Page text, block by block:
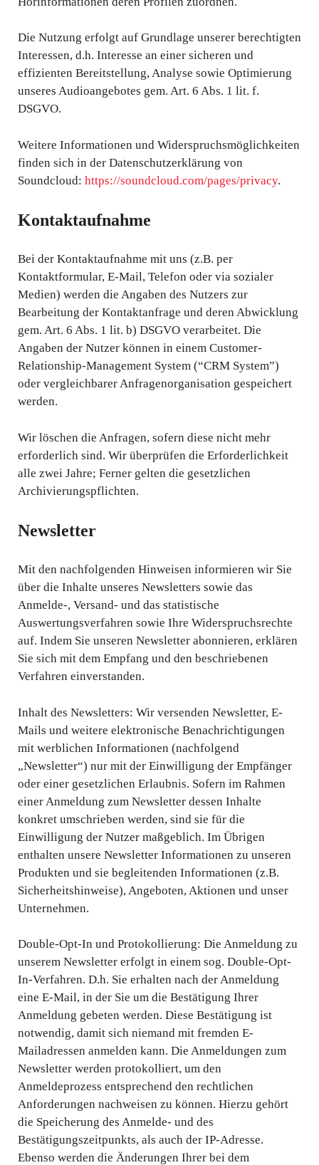
Die Nutzung erfolgt auf Grundlage unserer berechtigten
Interessen, d.h. Interesse an einer sicheren und
effizienten Bereitstellung, Analyse sowie Optimierung
unseres Audioangebotes gem. Art. 6 Abs. 1 lit. f.
DSGVO.
Weitere Informationen und Widerspruchsmöglichkeiten
finden sich in der Datenschutzerklärung von
Soundcloud: https://soundcloud.com/pages/privacy.
Kontaktaufnahme
Bei der Kontaktaufnahme mit uns (z.B. per
Kontaktformular, E-Mail, Telefon oder via sozialer
Medien) werden die Angaben des Nutzers zur
Bearbeitung der Kontaktanfrage und deren Abwicklung
gem. Art. 6 Abs. 1 lit. b) DSGVO verarbeitet. Die
Angaben der Nutzer können in einem Customer-
Relationship-Management System (“CRM System”)
oder vergleichbarer Anfragenorganisation gespeichert
werden.
Wir löschen die Anfragen, sofern diese nicht mehr
erforderlich sind. Wir überprüfen die Erforderlichkeit
alle zwei Jahre; Ferner gelten die gesetzlichen
Archivierungspflichten.
Newsletter
Mit den nachfolgenden Hinweisen informieren wir Sie
über die Inhalte unseres Newsletters sowie das
Anmelde-, Versand- und das statistische
Auswertungsverfahren sowie Ihre Widerspruchsrechte
auf. Indem Sie unseren Newsletter abonnieren, erklären
Sie sich mit dem Empfang und den beschriebenen
Verfahren einverstanden.
Inhalt des Newsletters: Wir versenden Newsletter, E-
Mails und weitere elektronische Benachrichtigungen
mit werblichen Informationen (nachfolgend
„Newsletter“) nur mit der Einwilligung der Empfänger
oder einer gesetzlichen Erlaubnis. Sofern im Rahmen
einer Anmeldung zum Newsletter dessen Inhalte
konkret umschrieben werden, sind sie für die
Einwilligung der Nutzer maßgeblich. Im Übrigen
enthalten unsere Newsletter Informationen zu unseren
Produkten und sie begleitenden Informationen (z.B.
Sicherheitshinweise), Angeboten, Aktionen und unser
Unternehmen.
Double-Opt-In und Protokollierung: Die Anmeldung zu
unserem Newsletter erfolgt in einem sog. Double-Opt-
In-Verfahren. D.h. Sie erhalten nach der Anmeldung
eine E-Mail, in der Sie um die Bestätigung Ihrer
Anmeldung gebeten werden. Diese Bestätigung ist
notwendig, damit sich niemand mit fremden E-
Mailadressen anmelden kann. Die Anmeldungen zum
Newsletter werden protokolliert, um den
Anmeldeprozess entsprechend den rechtlichen
Anforderungen nachweisen zu können. Hierzu gehört
die Speicherung des Anmelde- und des
Bestätigungszeitpunkts, als auch der IP-Adresse.
Ebenso werden die Änderungen Ihrer bei dem